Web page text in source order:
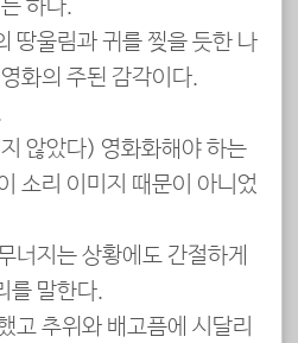
하다.
땅울림과 귀를 찢을 듯한 나
화의 주된 감각이다.
않았다) 영화화해야 하는
소리 이미지 때문이 아니었
너지는 상황에도 간절하게
를 말한다.
고 추위와 배고픔에 시달리